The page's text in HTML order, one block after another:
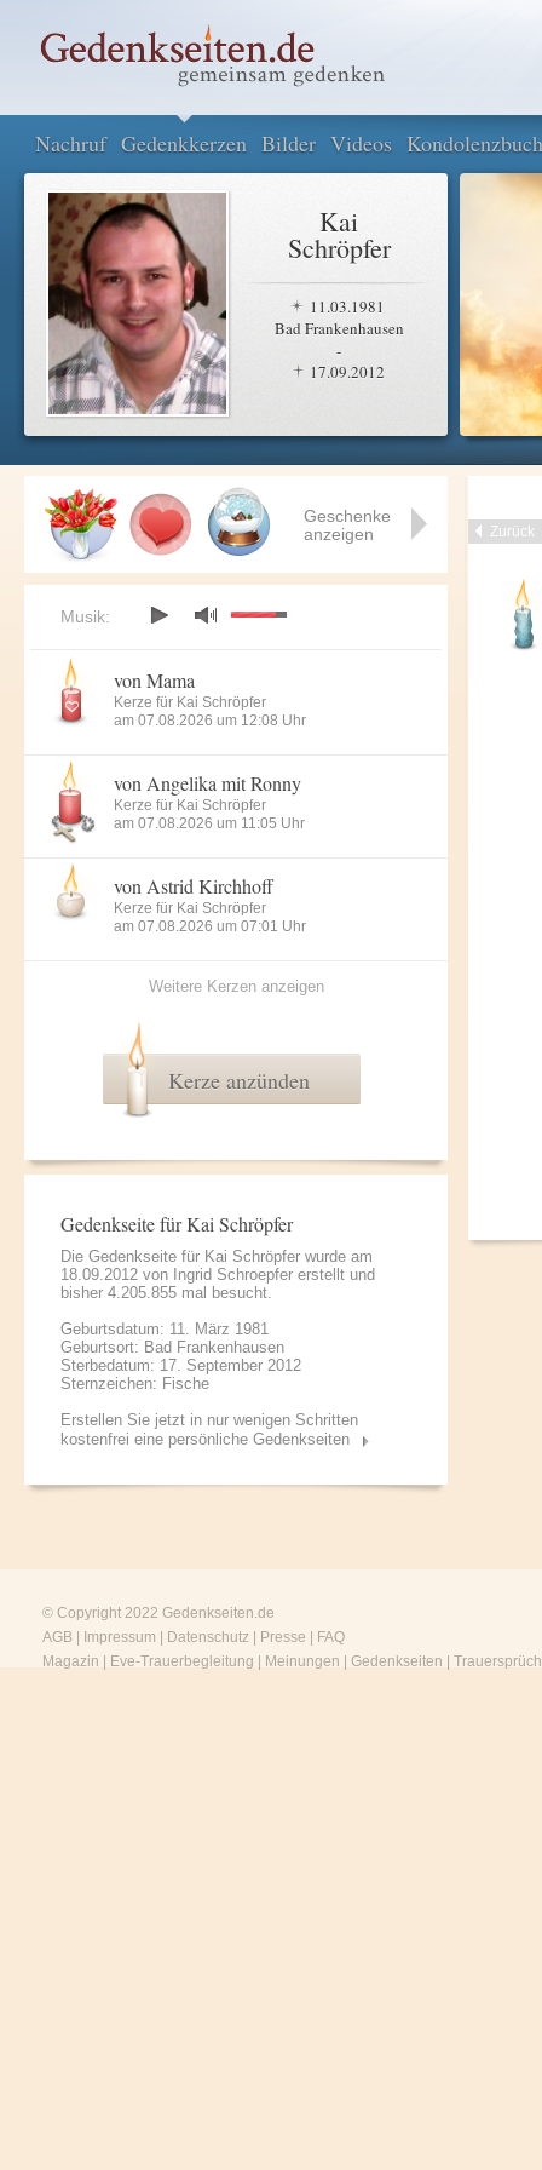
Nachruf Gedenkkerzen Bilder Videos Kondolenzbuch
Kai
Schröpfer
11.03.1981
Bad Frankenhausen
-
17.09.2012
Zurück
Geschenke
anzeigen
Musik:
von Mama
Kerze für Kai Schröpfer
am 07.08.2026 um 12:08 Uhr
von Angelika mit Ronny
Kerze für Kai Schröpfer
am 07.08.2026 um 11:05 Uhr
von Astrid Kirchhoff
Kerze für Kai Schröpfer
am 07.08.2026 um 07:01 Uhr
Weitere Kerzen anzeigen
Kerze anzünden
Gedenkseite für Kai Schröpfer
Die Gedenkseite für Kai Schröpfer wurde am
18.09.2012 von Ingrid Schroepfer erstellt und
bisher 4.205.855 mal besucht.
Geburtsdatum: 11. März 1981
Geburtsort: Bad Frankenhausen
Sterbedatum: 17. September 2012
Sternzeichen: Fische
Erstellen Sie jetzt in nur wenigen Schritten
kostenfrei eine persönliche Gedenkseiten
© Copyright 2022 Gedenkseiten.de
AGB
Impressum Datenschutz Presse
FAQ
Magazin
Eve-Trauerbegleitung Meinungen Gedenkseiten